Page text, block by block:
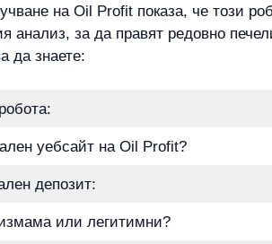
на Oil Profit показа, че този
анализ, за да правят редовно
да знаете:
уебсайт на Oil Profit?
депозит:
или легитимни?